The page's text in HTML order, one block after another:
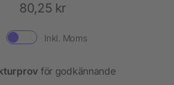
80,25 kr
Inkl. Moms
för godkännande